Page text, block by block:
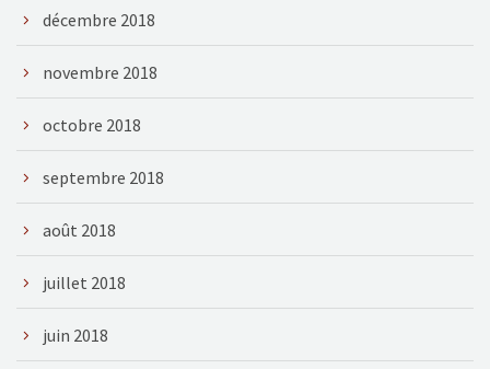
décembre 2018
novembre 2018
octobre 2018
septembre 2018
août 2018
juillet 2018
juin 2018